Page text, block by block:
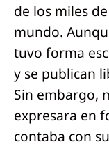
de los miles
mundo.
tuvo forma
y se publican
Sin embargo,
expresara en
contaba con